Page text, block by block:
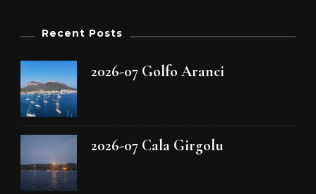
Recent Posts
2026-07 Golfo Aranci
2026-07 Cala Girgolu